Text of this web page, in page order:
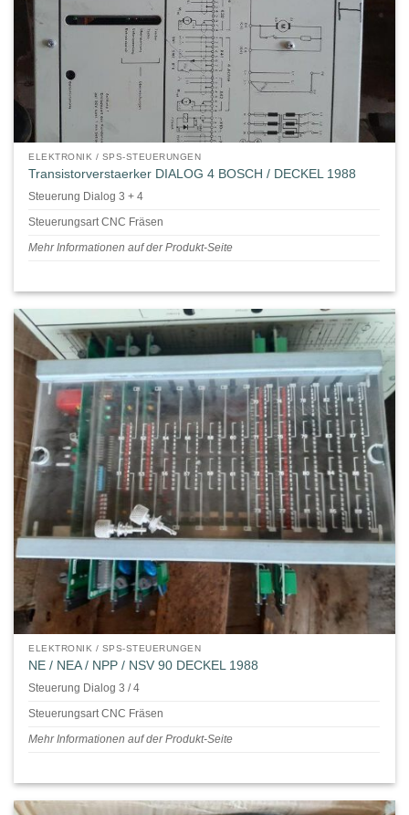
ELEKTRONIK / SPS-STEUERUNGEN
Transistorverstaerker DIALOG 4 BOSCH / DECKEL 1988
Steuerung Dialog 3 + 4
Steuerungsart CNC Fräsen
Mehr Informationen auf der Produkt-Seite
ELEKTRONIK / SPS-STEUERUNGEN
NE / NEA / NPP / NSV 90 DECKEL 1988
Steuerung Dialog 3 / 4
Steuerungsart CNC Fräsen
Mehr Informationen auf der Produkt-Seite